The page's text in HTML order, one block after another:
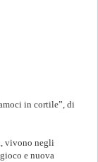
in cortile”, di
vivono negli
e nuova